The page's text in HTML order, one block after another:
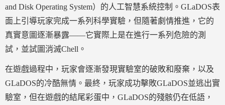
and Disk Operating System）的人工智慧系統控制。GLaDOS表
面上引導玩家完成一系列科學實驗，但隨著劇情推進，它的
真實意圖逐漸暴露——它實際上是在進行一系列危險的測
試，並試圖消滅Chell。
在遊戲過程中，玩家會逐漸發現實驗室的破敗和廢棄，以及
GLaDOS的冷酷無情。最終，玩家成功擊敗GLaDOS並逃出實
驗室，但在遊戲的結尾彩蛋中，GLaDOS的殘骸仍在低語，